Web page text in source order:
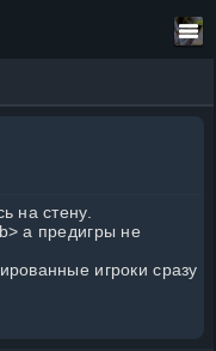
на стену.
а предигры не
игроки сразу